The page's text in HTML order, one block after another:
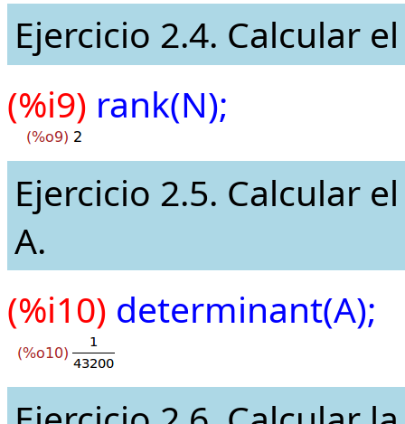
Ejercicio 2.4. Calcular
(%i9) rank(N);
Ejercicio 2.5. Calcular
A.
(%i10) determinant(A);